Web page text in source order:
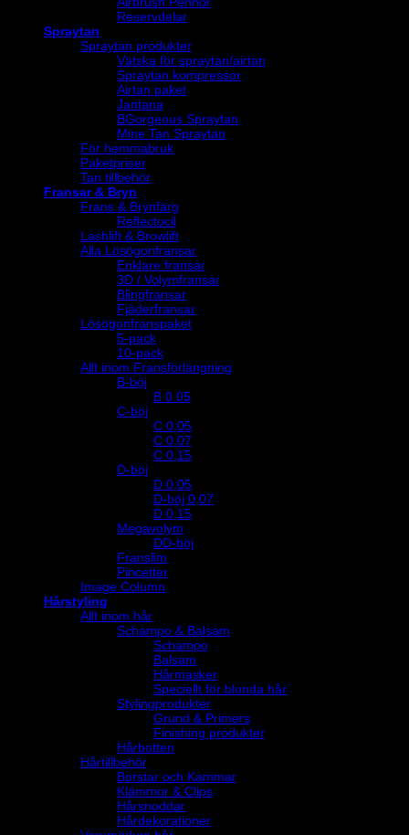
Reservdelar
Spraytan
Spraytan produkter
Vätska för spraytan/airtan
Spraytan kompressor
Airtan paket
Jantana
BGorgeous Spraytan
Mine Tan Spraytan
För hemmabruk
Paketpriser
Tan tillbehör
Fransar & Bryn
Frans & Brynfärg
Reflectocil
Lashlift & Browlift
Alla Lösögonfransar
Enklare fransar
3D / Volymfransar
Blingfransar
Fjäderfransar
Lösögonfranspaket
5-pack
10-pack
Allt inom Fransförlängning
B-böj
B 0.05
C-böj
C 0,05
C 0,07
C 0,15
D-böj
D 0,05
D-böj 0,07
D 0,15
Megavolym
DD-böj
Franslim
Pincetter
Image Column
Hårstyling
Allt inom hår
Schampo & Balsam
Schampo
Balsam
Hårmasker
Speciellt för blonda hår
Stylingprodukter
Grund & Primers
Finishing produkter
Hårbotten
Hårtillbehör
Borstar och Kammar
Klämmor & Clips
Hårsnoddar
Hårdekorationer